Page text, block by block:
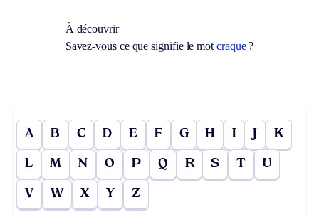
À découvrir
Savez-vous ce que signifie le mot craque?
A B C D E F G H I J K
L M N O P Q R S T U
V W X Y Z